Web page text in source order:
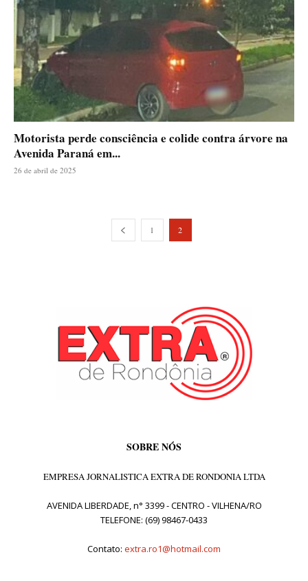
Motorista perde consciência e colide contra árvore na
Avenida Paraná em...
26 de abril de 2025
1 2
SOBRE NÓS
EMPRESA JORNALISTICA EXTRA DE RONDONIA LTDA
AVENIDA LIBERDADE, n° 3399 - CENTRO - VILHENA/RO
TELEFONE: (69) 98467-0433
Contato: extra.ro1@hotmail.com